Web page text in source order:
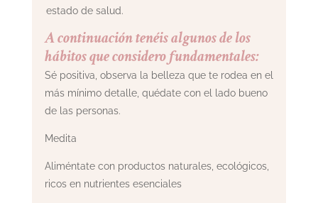
estado de salud.
A continuación tenéis algunos de los
hábitos que considero fundamentales:
Sé positiva, observa la belleza que te rodea en el
más mínimo detalle, quédate con el lado bueno
de las personas.
Medita
Aliméntate con productos naturales, ecológicos,
ricos en nutrientes esenciales